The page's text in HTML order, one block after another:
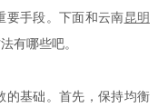
要手段。下面和云南昆明
有哪些吧。
基础。首先，保持均衡